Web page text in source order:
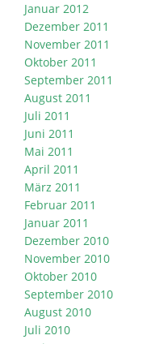
Januar 2012
Dezember 2011
November 2011
Oktober 2011
September 2011
August 2011
Juli 2011
Juni 2011
Mai 2011
April 2011
März 2011
Februar 2011
Januar 2011
Dezember 2010
November 2010
Oktober 2010
September 2010
August 2010
Juli 2010